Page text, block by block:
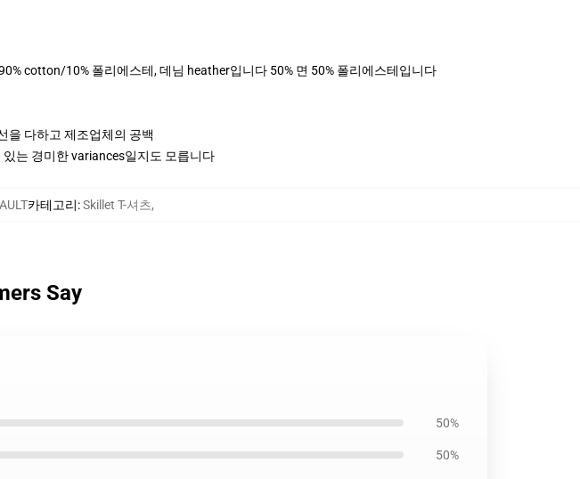
cotton/10% 폴리에스테, 데님 heather입니다 50% 면 50% 폴리에스테입니다
을 다하고 제조업체의 공백
는 경미한 variances일지도 모릅니다
카테고리:Skillet T-셔츠,
Say
50%
50%